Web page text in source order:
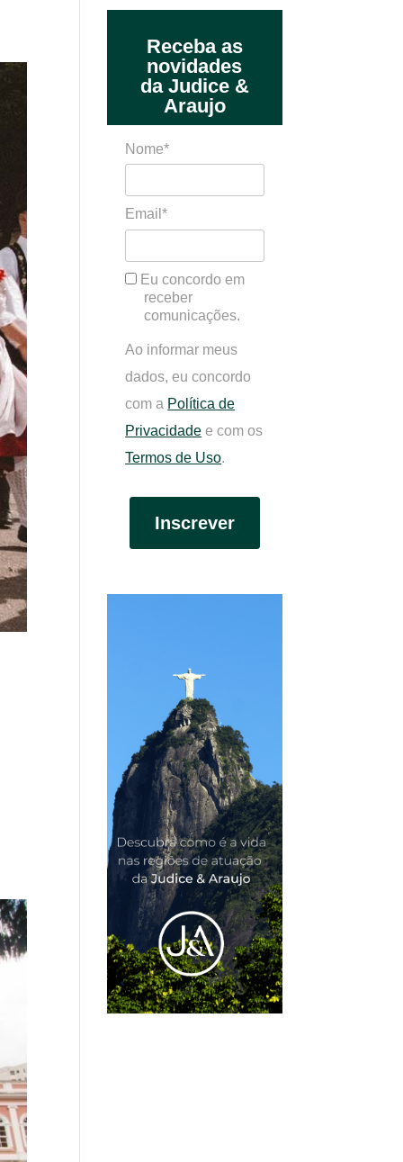
Receba as
novidades
da Judice &
Araujo
Nome*
Email*
Eu concordo em
receber
comunicações.
Ao informar meus
dados, eu concordo
com a Política de
Privacidade e com os
Termos de Uso.
Inscrever